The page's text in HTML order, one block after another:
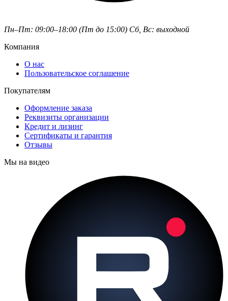
Пн–Пт: 09:00–18:00 (Пт до 15:00) Сб, Вс: выходной
Компания
О нас
Пользовательское соглашение
Покупателям
Оформление заказа
Реквизиты организации
Кредит и лизинг
Сертификаты и гарантия
Отзывы
Мы на видео